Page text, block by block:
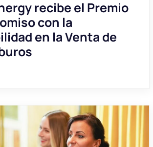
recibe el Premio
con la
en la Venta de